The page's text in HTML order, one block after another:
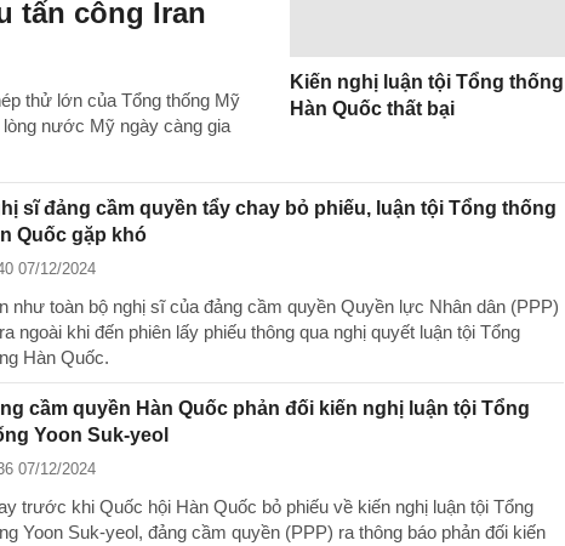
tấn công Iran
thử lớn của Tổng thống Mỹ
lòng nước Mỹ ngày càng gia
Kiến nghị luận tội Tổng thống
Hàn Quốc thất bại
sĩ đảng cầm quyền tẩy chay bỏ phiếu, luận tội Tổng thống
Quốc gặp khó
07/12/2024
như toàn bộ nghị sĩ của đảng cầm quyền Quyền lực Nhân dân (PPP)
ngoài khi đến phiên lấy phiếu thông qua nghị quyết luận tội Tổng
Hàn Quốc.
cầm quyền Hàn Quốc phản đối kiến nghị luận tội Tổng
Yoon Suk-yeol
07/12/2024
trước khi Quốc hội Hàn Quốc bỏ phiếu về kiến nghị luận tội Tổng
Yoon Suk-yeol, đảng cầm quyền (PPP) ra thông báo phản đối kiến